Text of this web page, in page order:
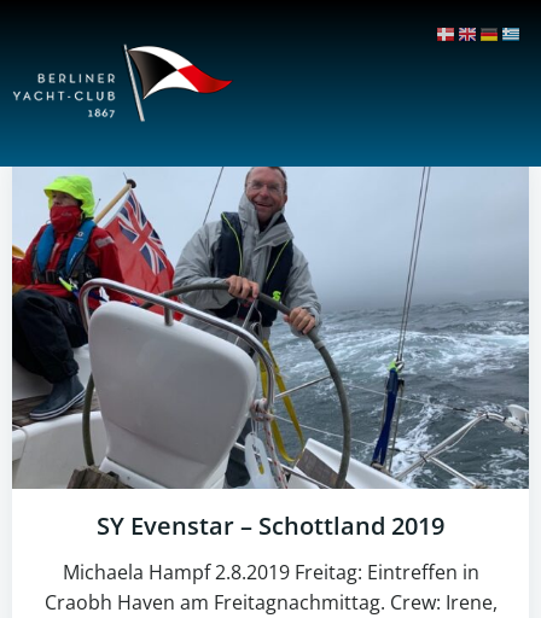
SY Evenstar – Schottland 2019
Michaela Hampf 2.8.2019 Freitag: Eintreffen in
Craobh Haven am Freitagnachmittag. Crew: Irene,